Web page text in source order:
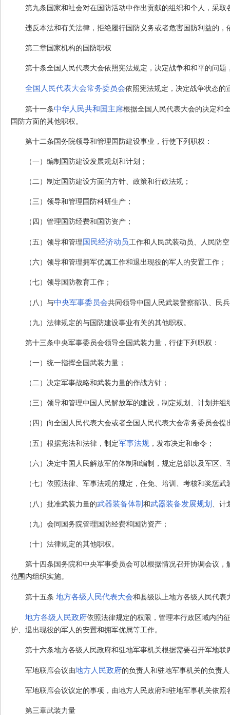
第九条 国家和社会对在国防活动中作出贡献的组织和个人，采
违反本法和有关法律，拒绝履行国防义务或者危害国防利益的，
第二章 国家机构的国防职权
第十条全国人民代表大会依照宪法规定，决定战争和和平的问
全国人民代表大会常务委员会依照宪法规定，决定战争状态的
第十一条中华人民共和国主席根据全国人民代表大会的决定和
国防方面的其他职权。
第十二条 国务院领导和管理国防建设事业，行使下列职权：
（一）编制国防建设发展规划和计划；
（二）制定国防建设方面的方针、政策和行政法规；
（三）领导和管理国防科研生产；
（四）管理国防经费和国防资产；
（五）领导和管理 国民经济动员工作和人民武装动员、人民防
（六）领导和管理拥军优属工作和退出现役的军人的安置工作；
（七）领导国防教育工作；
（八）与中央军事委员会共同领导中国人民武装警察部队、民
（九）法律规定的与国防建设事业有关的其他职权。
第十三条中央军事委员会领导全国武装力量，行使下列职权：
（一）统一指挥全国武装力量；
（二）决定军事战略和武装力量的作战方针；
（三）领导和管理中国人民解放军的建设，制定规划、计划并组
（四）向全国人民代表大会或者全国人民代表大会常务委员会提
（五）根据宪法和法律，制定军事法规 ，发布决定和命令；
（六）决定中国人民解放军的体制和编制，规定总部以及军区
（七）依照法律、军事法规的规定，任免、培训、考核和奖惩武
（八）批准武装力量的武器装备体制 和武器装备发展规划 、计
（九）会同国务院管理国防经费和国防资产；
（十）法律规定的其他职权。
第十四条 国务院和中央军事委员会可以根据情况召开协调会议
范围内组织实施。
第十五条 地方各级人民代表大会和县级以上地方各级人民代表
地方各级人民政府依照法律规定的权限，管理本行政区域内的
护、退出现役的军人的安置和拥军优属等工作。
第十六条地方各级人民政府和驻地军事机关根据需要召开军地
军地联席会议由地方人民政府的负责人和驻地军事机关的负责
军地联席会议议定的事项，由地方人民政府和驻地军事机关依
第三章武装力量